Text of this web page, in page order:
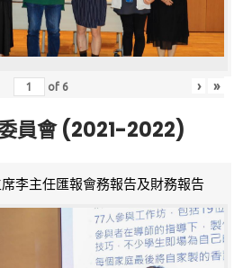
of 6 › »
員會 (2021-2022)
李主任匯報會務報告及財務報告